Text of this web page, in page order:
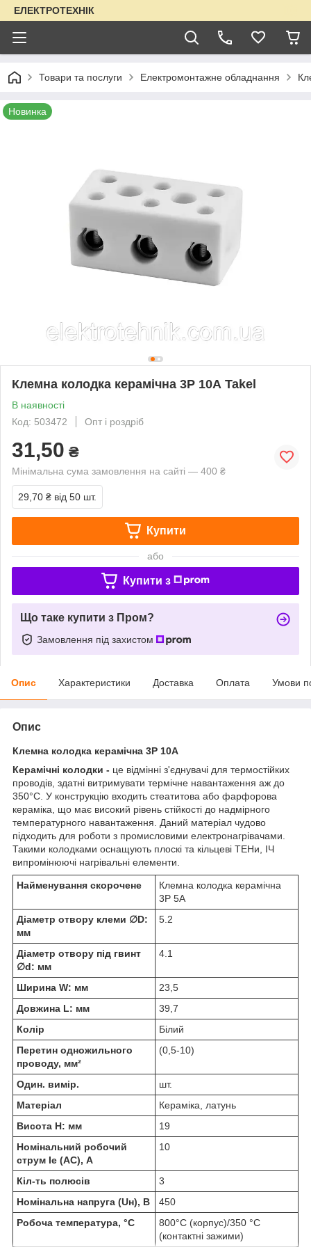
ЕЛЕКТРОТЕХНІК
Товари та послуги Електромонтажне обладнання
Новинка
Клемна колодка керамічна 3Р 10А Takel
В наявності
Код: 503472
Опт і роздріб
31,50 ₴
Мінімальна сума замовлення на сайті — 400 ₴
29,70 ₴ від 50 шт.
Купити
або
Купити з
Що таке купити з Пром?
Замовлення під захистом
Опис Характеристики Доставка Оплата Умови
Опис
Клемна колодка керамічна 3Р 10А
Керамічні колодки - це відмінні з'єднувачі для термостійких
проводів, здатні витримувати термічне навантаження аж до
350°С. У конструкцію входить стеатитова або фарфорова
кераміка, що має високий рівень стійкості до надмірного
температурного навантаження. Даний матеріал чудово
підходить для роботи з промисловими електронагрівачами.
Такими колодками оснащують плоскі та кільцеві ТЕНи, ІЧ
випромінюючі нагрівальні елементи.
Найменування скорочене
Клемна колодка керамічна
3Р 5А
Діаметр отвору клеми ∅D:
мм
5.2
Діаметр отвору під гвинт
∅d: мм
4.1
Ширина W: мм
23,5
Довжина L: мм
39,7
Колір
Білий
Перетин одножильного
проводу, мм²
(0,5-10)
Один. вимір.
шт.
Матеріал
Кераміка, латунь
Висота H: мм
19
Номінальний робочий
струм Ie (AC), А
10
Кіл-ть полюсів
3
Номінальна напруга (Uн), В
450
Робоча температура, °C
800°C (корпус)/350 °C
(контактні зажими)